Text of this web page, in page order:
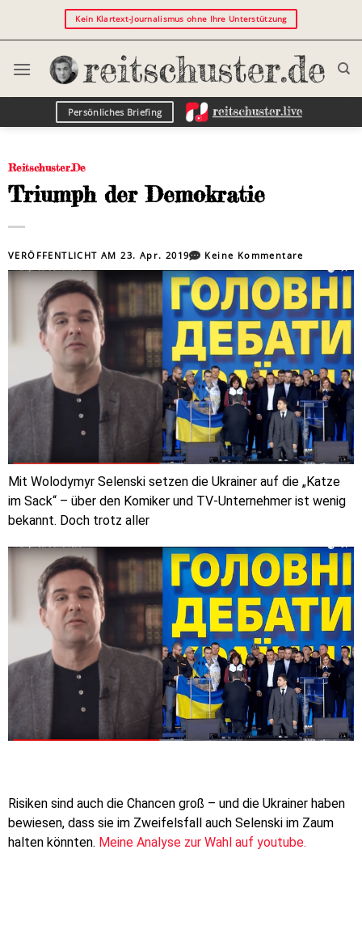
Kein Klartext-Journalismus ohne Ihre Unterstützung
Persönliches Briefing
Reitschuster.de
Triumph der Demokratie
VERÖFFENTLICHT AM23. Apr. 2019 Keine Kommentare
Mit Wolodymyr Selenski setzen die Ukrainer auf die „Katze
im Sack“ – über den Komiker und TV-Unternehmer ist wenig
bekannt. Doch trotz aller
Risiken sind auch die Chancen groß – und die Ukrainer haben
bewiesen, dass sie im Zweifelsfall auch Selenski im Zaum
halten könnten. Meine Analyse zur Wahl auf youtube.